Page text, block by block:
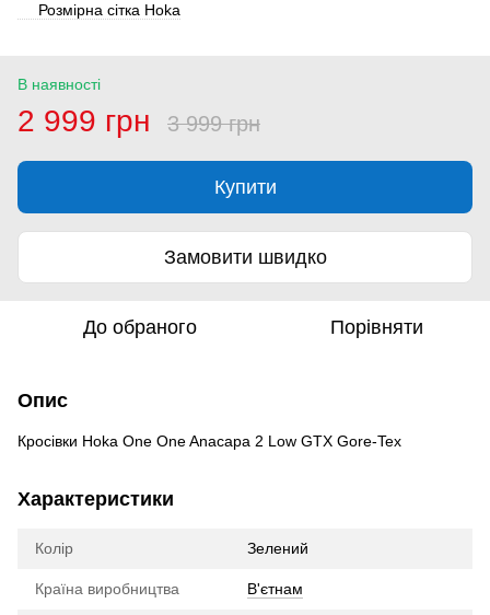
Розмірна сітка Hoka
В наявності
2 999 грн 3 999 грн
Купити
Замовити швидко
До обраного Порівняти
Опис
Кросівки Hoka One One Anacapa 2 Low GTX Gore-Tex
Характеристики
Колір Зелений
Країна виробництва В'єтнам